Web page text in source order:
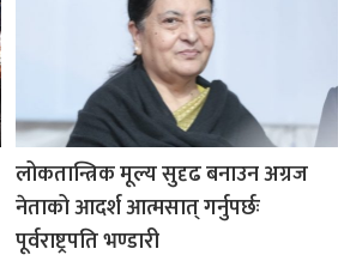
लोकतान्त्रिक मूल्य सुदृढ बनाउन अग्रज
नेताको आदर्श आत्मसात् गर्नुपर्छः
पूर्वराष्ट्रपति भण्डारी